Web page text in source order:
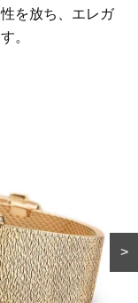
を放ち、エレガ
。
>